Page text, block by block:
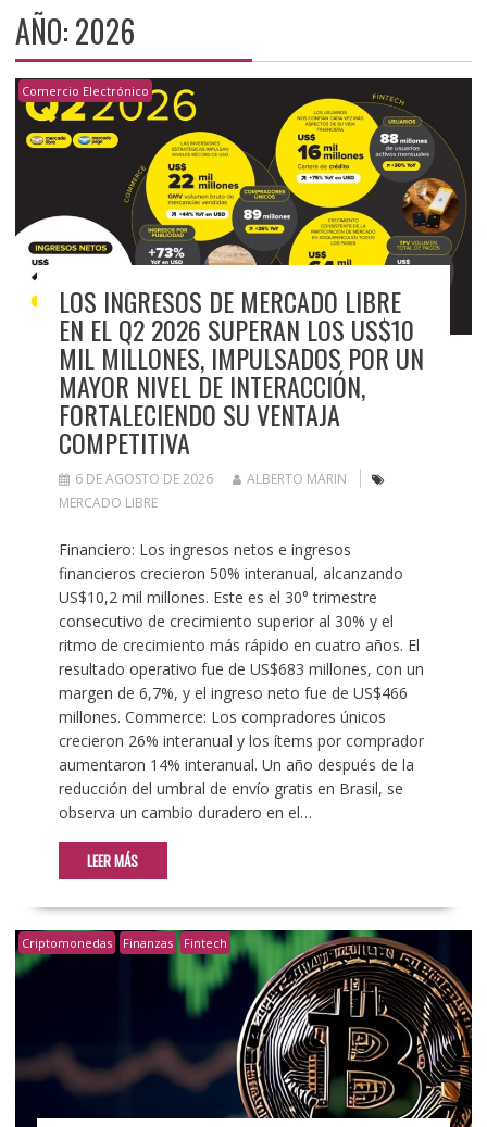
AÑO:2026
Comercio Electrónico
LOS INGRESOS DE MERCADO LIBRE
EN EL Q2 2026 SUPERAN LOS US$10
MIL MILLONES, IMPULSADOS POR UN
MAYOR NIVEL DE INTERACCIÓN,
FORTALECIENDO SU VENTAJA
COMPETITIVA
6 DE AGOSTO DE 2026
ALBERTO MARIN
MERCADO LIBRE
Financiero: Los ingresos netos e ingresos
financieros crecieron 50% interanual, alcanzando
US$10,2 mil millones. Este es el 30° trimestre
consecutivo de crecimiento superior al 30% y el
ritmo de crecimiento más rápido en cuatro años. El
resultado operativo fue de US$683 millones, con un
margen de 6,7%, y el ingreso neto fue de US$466
millones. Commerce: Los compradores únicos
crecieron 26% interanual y los ítems por comprador
aumentaron 14% interanual. Un año después de la
reducción del umbral de envío gratis en Brasil, se
observa un cambio duradero en el…
LEER MÁS
Criptomonedas Finanzas Fintech